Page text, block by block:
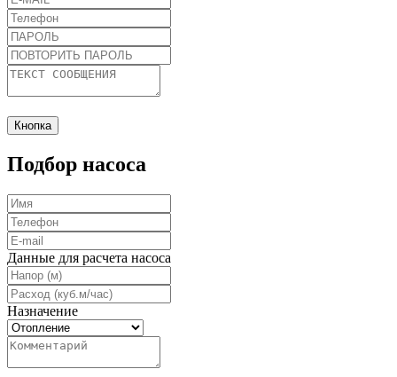
Кнопка
Подбор насоса
Данные для расчета насоса
Назначение